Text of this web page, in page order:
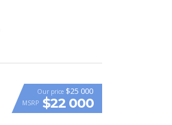
Our price $25 000
MSRP $22 000